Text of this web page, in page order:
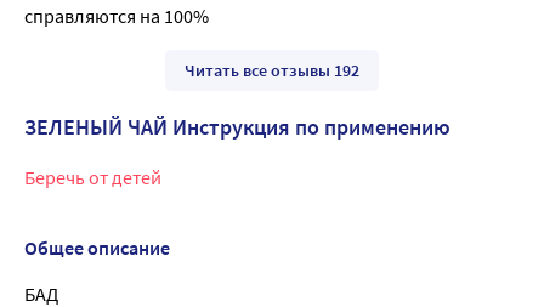
справляются на 100%
Читать все отзывы 192
ЗЕЛЕНЫЙ ЧАЙ Инструкция по применению
Беречь от детей
Общее описание
БАД